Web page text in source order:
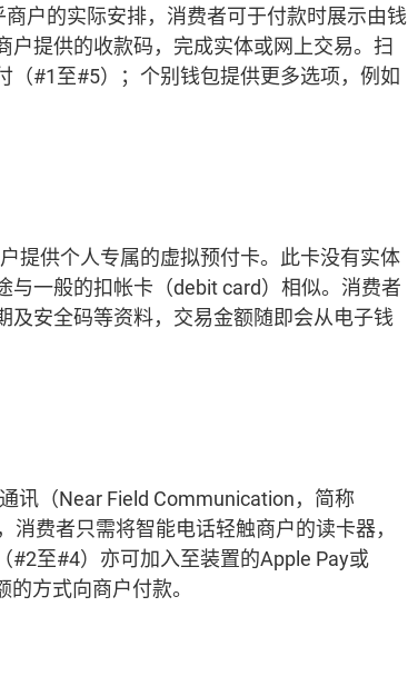
户的实际安排，消费者可于付款时展示由钱
提供的收款码，完成实体或网上交易。扫
（#1至#5）；个别钱包提供更多选项，例如
提供个人专属的虚拟预付卡。此卡没有实体
一般的扣帐卡（debit card）相似。消费者
安全码等资料，交易金额随即会从电子钱
讯（Near Field Communication，简称
费者只需将智能电话轻触商户的读卡器，
#2至#4）亦可加入至装置的Apple Pay或
方式向商户付款。